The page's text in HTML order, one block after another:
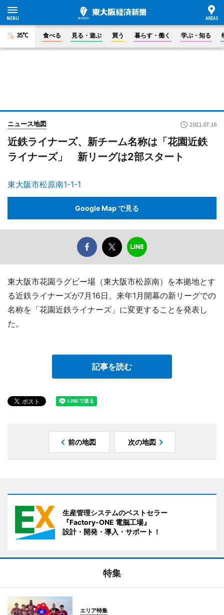
35°C 食べる 見る・遊ぶ 買う 暮らす・働く 学ぶ・知る
ニュース地図 2021.07.16
近鉄ライナーズ、新チーム名称は「花園近鉄
ライナーズ」 新リーグは2部スタート
東大阪市松原南1-1-1
Google Map で見る
東大阪市花園ラグビー場（東大阪市松原南）を本拠地とす
る近鉄ライナーズが7月16日、来年1月開幕の新リーグでの
名称を「花園近鉄ライナーズ」に変更することを発表し
た。
記事を読む
前の地図 次の地図
生産管理システムのベストセラー
『Factory-ONE 電脳工場』
設計・開発・導入・サポート！
特集
エリア特集